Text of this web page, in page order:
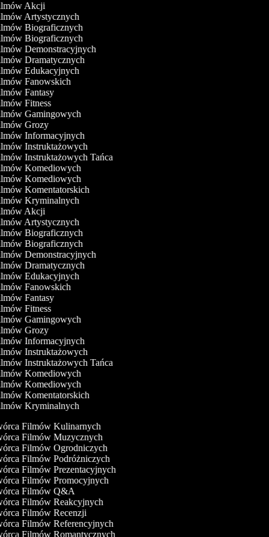
Akcji
Artystycznych
Biograficznych
Biograficznych
Demonstracyjnych
Dramatycznych
Edukacyjnych
Fanowskich
Fantasy
Fitness
Gamingowych
Grozy
Informacyjnych
Instruktażowych
Instruktażowych Tańca
Komediowych
Komediowych
Komentatorskich
Kryminalnych
Akcji
Artystycznych
Biograficznych
Biograficznych
Demonstracyjnych
Dramatycznych
Edukacyjnych
Fanowskich
Fantasy
Fitness
Gamingowych
Grozy
Informacyjnych
Instruktażowych
Instruktażowych Tańca
Komediowych
Komediowych
Komentatorskich
Kryminalnych
Filmów Kulinarnych
Filmów Muzycznych
Filmów Ogrodniczych
Filmów Podróżniczych
Filmów Prezentacyjnych
Filmów Promocyjnych
Filmów Q&A
Filmów Reakcyjnych
Filmów Recenzji
Filmów Referencyjnych
Filmów Romantycznych